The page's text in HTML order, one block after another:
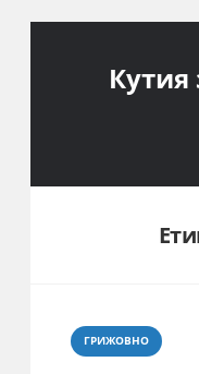
Кутия
Categories
ГРИЖОВНО